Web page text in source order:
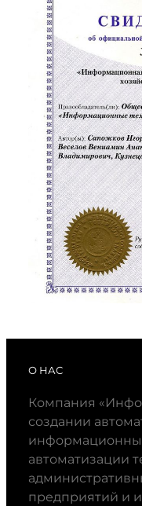
О НАС
Компания
создании
автоматизации
предприятий и